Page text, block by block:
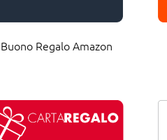
Buono Regalo Amazon